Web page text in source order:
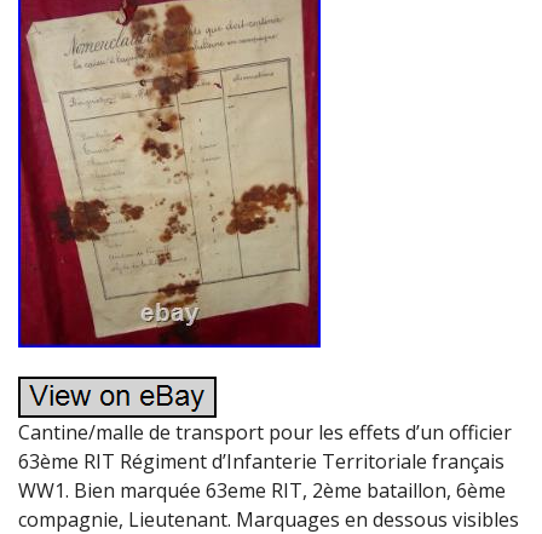
Cantine/malle de transport pour les effets d’un officier
63ème RIT Régiment d’Infanterie Territoriale français
WW1. Bien marquée 63eme RIT, 2ème bataillon, 6ème
compagnie, Lieutenant. Marquages en dessous visibles